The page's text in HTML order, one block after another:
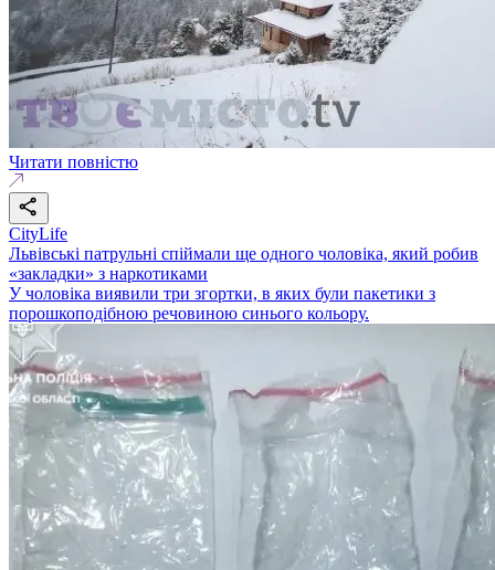
Читати повністю
CityLife
Львівські патрульні спіймали ще одного чоловіка, який робив
«закладки» з наркотиками
У чоловіка виявили три згортки, в яких були пакетики з
порошкоподібною речовиною синього кольору.